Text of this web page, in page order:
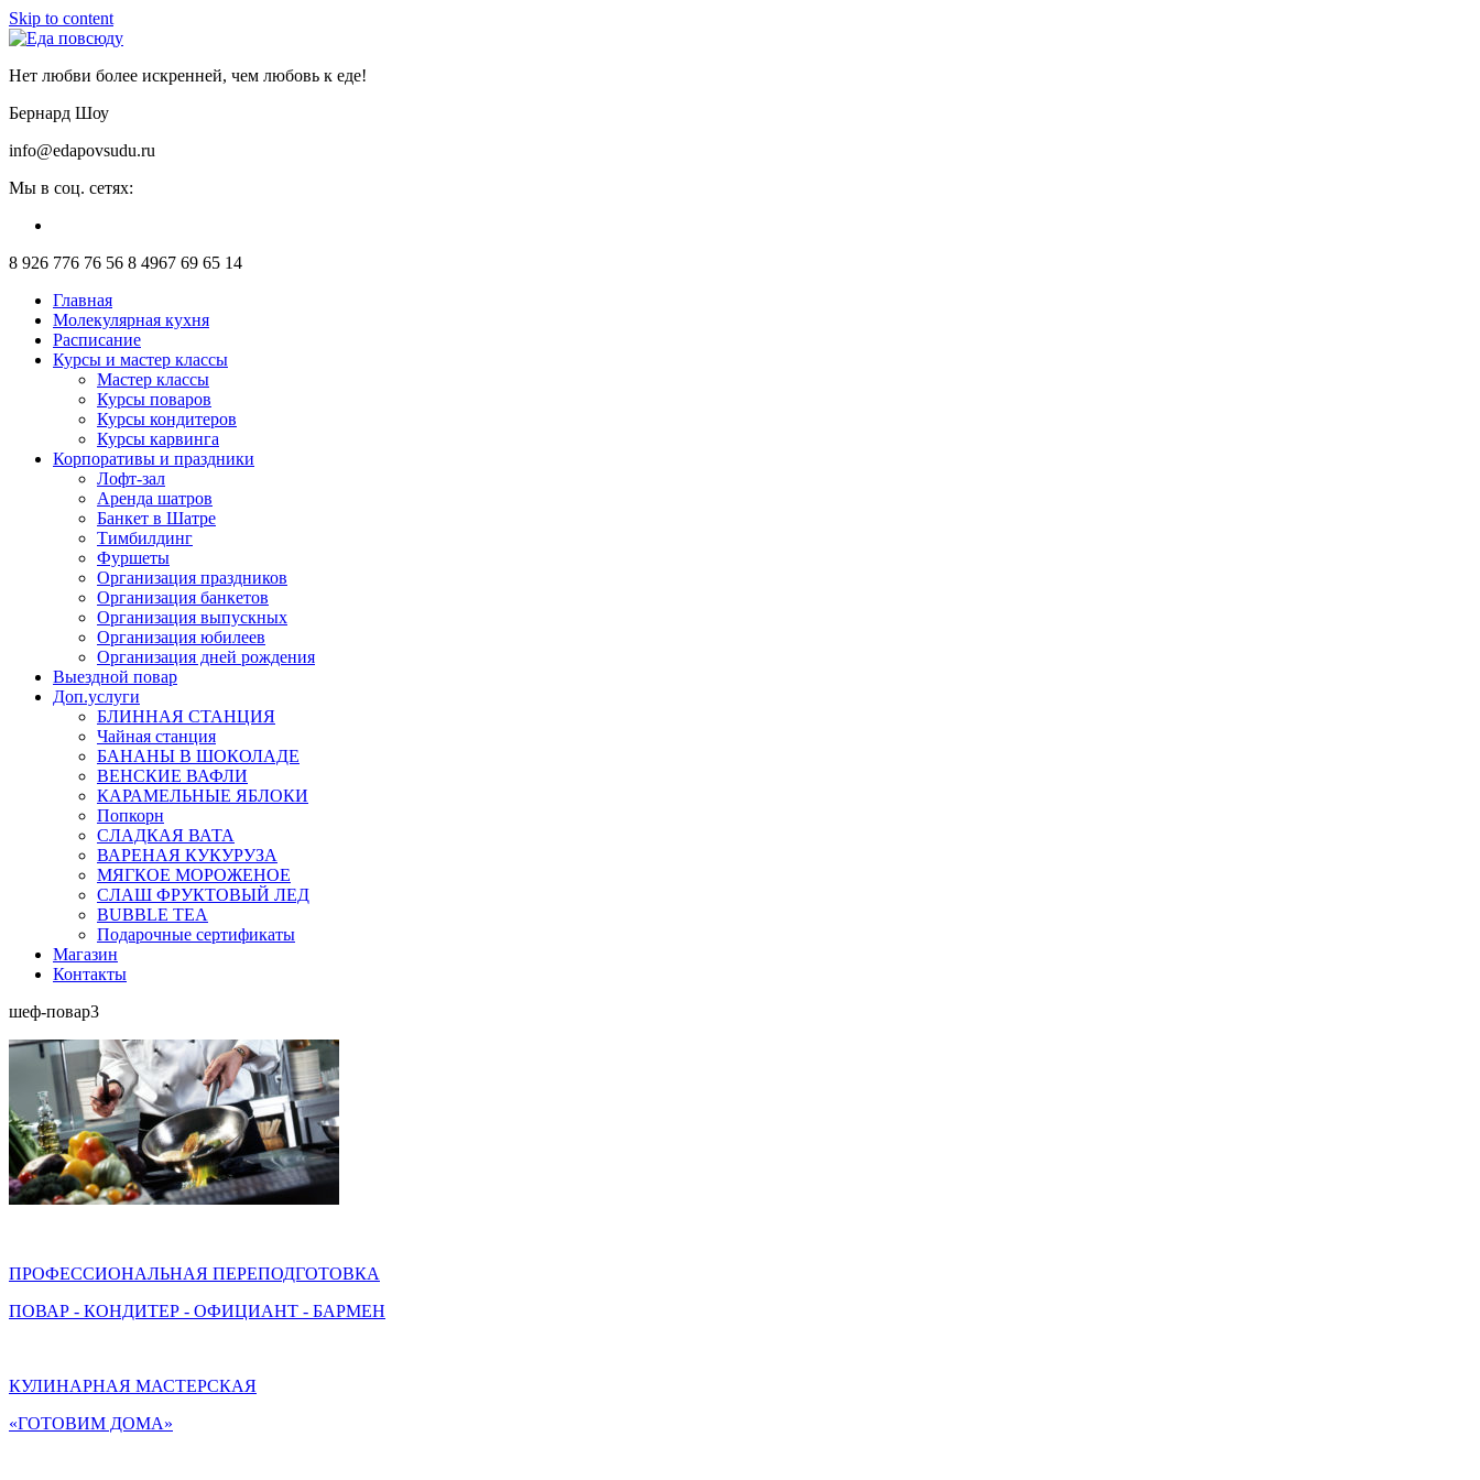
Skip to content
Нет любви более искренней, чем любовь к еде!
Бернард Шоу
info@edapovsudu.ru
Мы в соц. сетях:
8 926 776 76 56 8 4967 69 65 14
Главная
Молекулярная кухня
Расписание
Курсы и мастер классы
Мастер классы
Курсы поваров
Курсы кондитеров
Курсы карвинга
Корпоративы и праздники
Лофт-зал
Аренда шатров
Банкет в Шатре
Тимбилдинг
Фуршеты
Организация праздников
Организация банкетов
Организация выпускных
Организация юбилеев
Организация дней рождения
Выездной повар
Доп.услуги
БЛИННАЯ СТАНЦИЯ
Чайная станция
БАНАНЫ В ШОКОЛАДЕ
ВЕНСКИЕ ВАФЛИ
КАРАМЕЛЬНЫЕ ЯБЛОКИ
Попкорн
СЛАДКАЯ ВАТА
ВАРЕНАЯ КУКУРУЗА
МЯГКОЕ МОРОЖЕНОЕ
СЛАШ ФРУКТОВЫЙ ЛЕД
BUBBLE TEA
Подарочные сертификаты
Магазин
Контакты
шеф-повар3
ПРОФЕССИОНАЛЬНАЯ ПЕРЕПОДГОТОВКА
ПОВАР - КОНДИТЕР - ОФИЦИАНТ - БАРМЕН
КУЛИНАРНАЯ МАСТЕРСКАЯ
«ГОТОВИМ ДОМА»